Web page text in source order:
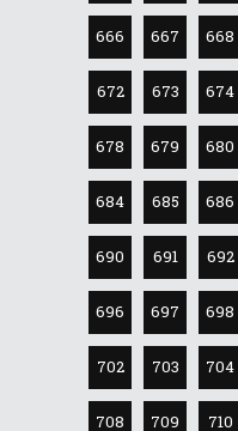
666 667 668
672 673 674
678 679 680
684 685 686
690 691 692
696 697 698
702 703 704
708 709 710